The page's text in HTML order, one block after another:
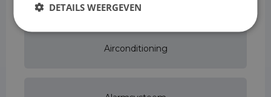
Airconditioning
DETAILS WEERGEVEN